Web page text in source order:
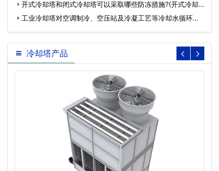
(横…
开式冷却塔和闭式冷却塔可以采取哪些防冻措施?(开式冷却
塔…工业冷却塔对空调制冷、空压站及冷凝工艺等冷却水循环系
统…
冷却塔产品